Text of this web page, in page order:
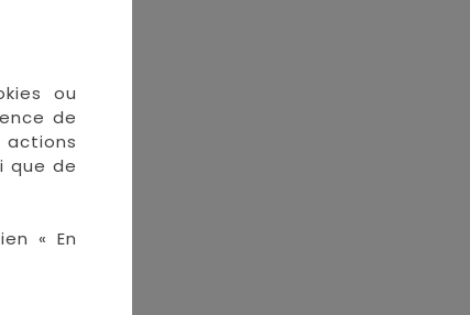
ou
de
que de
« En